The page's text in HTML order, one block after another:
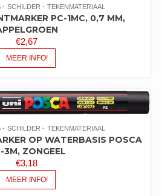
SCHILDER TEKENMATERIAAL
PC-1MC, 0,7 MM,
€2,67
MEER INFO!
SCHILDER TEKENMATERIAAL
OP WATERBASIS POSCA
3M, ZONGEEL
€3,18
MEER INFO!